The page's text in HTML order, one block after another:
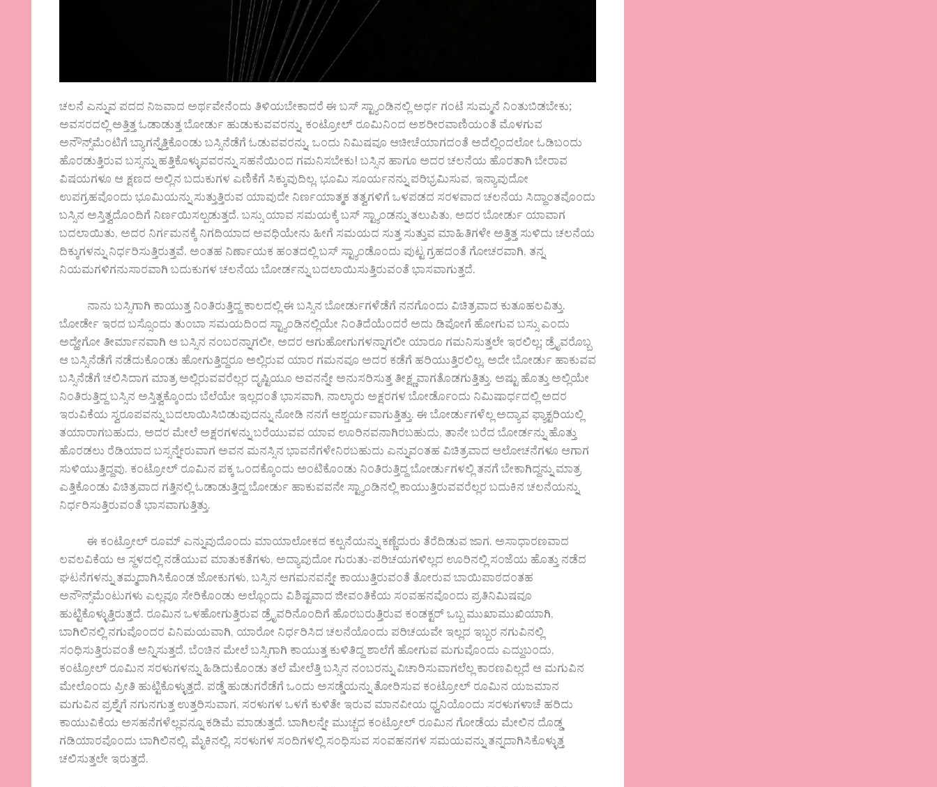
ಚಲನೆ ಎನ್ನುವ ಪದದ ನಿಜವಾದ ಅರ್ಥವೇನೆಂದು ತಿಳಿಯಬೇಕಾದರೆ ಈ ಬಸ್ ಸ್ಟ್ಯಾಂಡಿನಲ್ಲಿ ಅರ್ಧ ಗಂಟೆ ಸುಮ್ಮನೆ ನಿಂತುಬಿಡಬೇಕು;
ಅವಸರದಲ್ಲಿ ಅತ್ತಿತ್ತ ಓಡಾಡುತ್ತ ಬೋರ್ಡು ಹುಡುಕುವವರನ್ನು, ಕಂಟ್ರೋಲ್ ರೂಮಿನಿಂದ ಅಶರೀರವಾಣಿಯಂತೆ ಮೊಳಗುವ
ಅನೌನ್ಸ್‌ಮೆಂಟಿಗೆ ಬ್ಯಾಗನ್ನೆತ್ತಿಕೊಂಡು ಬಸ್ಸಿನೆಡೆಗೆ ಓಡುವವರನ್ನು, ಒಂದು ನಿಮಿಷವೂ ಆಚೀಚೆಯಾಗದಂತೆ ಅದೆಲ್ಲಿಂದಲೋ ಓಡಿಬಂದು
ಹೊರಡುತ್ತಿರುವ ಬಸ್ಸನ್ನು ಹತ್ತಿಕೊಳ್ಳುವವರನ್ನು ಸಹನೆಯಿಂದ ಗಮನಿಸಬೇಕು! ಬಸ್ಸಿನ ಹಾಗೂ ಅದರ ಚಲನೆಯ ಹೊರತಾಗಿ ಬೇರಾವ
ವಿಷಯಗಳೂ ಆ ಕ್ಷಣದ ಅಲ್ಲಿನ ಬದುಕುಗಳ ಎಣಿಕೆಗೆ ಸಿಕ್ಕುವುದಿಲ್ಲ. ಭೂಮಿ ಸೂರ್ಯನನ್ನು ಪರಿಭ್ರಮಿಸುವ, ಇನ್ಯಾವುದೋ
ಉಪಗ್ರಹವೊಂದು ಭೂಮಿಯನ್ನು ಸುತ್ತುತ್ತಿರುವ ಯಾವುದೇ ನಿರ್ಣಯಾತ್ಮಕ ತತ್ವಗಳಿಗೆ ಒಳಪಡದ ಸರಳವಾದ ಚಲನೆಯ ಸಿದ್ಧಾಂತವೊಂದು
ಬಸ್ಸಿನ ಅಸ್ತಿತ್ವದೊಂದಿಗೆ ನಿರ್ಣಯಿಸಲ್ಪಡುತ್ತದೆ. ಬಸ್ಸು ಯಾವ ಸಮಯಕ್ಕೆ ಬಸ್ ಸ್ಟ್ಯಾಂಡನ್ನು ತಲುಪಿತು, ಅದರ ಬೋರ್ಡು ಯಾವಾಗ
ಬದಲಾಯಿತು, ಅದರ ನಿರ್ಗಮನಕ್ಕೆ ನಿಗದಿಯಾದ ಅವಧಿಯೇನು ಹೀಗೆ ಸಮಯದ ಸುತ್ತ ಸುತ್ತುವ ಮಾಹಿತಿಗಳೇ ಅತ್ತಿತ್ತ ಸುಳಿದು ಚಲನೆಯ
ದಿಕ್ಕುಗಳನ್ನು ನಿರ್ಧರಿಸುತ್ತಿರುತ್ತವೆ. ಅಂತಹ ನಿರ್ಣಾಯಕ ಹಂತದಲ್ಲಿ ಬಸ್ ಸ್ಟ್ಯಾಂಡೊಂದು ಪುಟ್ಟ ಗ್ರಹದಂತೆ ಗೋಚರವಾಗಿ, ತನ್ನ
ನಿಯಮಗಳಿಗನುಸಾರವಾಗಿ ಬದುಕುಗಳ ಚಲನೆಯ ಬೋರ್ಡನ್ನು ಬದಲಾಯಿಸುತ್ತಿರುವಂತೆ ಭಾಸವಾಗುತ್ತದೆ.
ನಾನು ಬಸ್ಸಿಗಾಗಿ ಕಾಯುತ್ತ ನಿಂತಿರುತ್ತಿದ್ದ ಕಾಲದಲ್ಲಿ ಈ ಬಸ್ಸಿನ ಬೋರ್ಡುಗಳೆಡೆಗೆ ನನಗೊಂದು ವಿಚಿತ್ರವಾದ ಕುತೂಹಲವಿತ್ತು.
ಬೋರ್ಡೇ ಇರದ ಬಸ್ಸೊಂದು ತುಂಬಾ ಸಮಯದಿಂದ ಸ್ಟ್ಯಾಂಡಿನಲ್ಲಿಯೇ ನಿಂತಿದೆಯೆಂದರೆ ಅದು ಡಿಪೋಗೆ ಹೋಗುವ ಬಸ್ಸು ಎಂದು
ಅದ್ಹೇಗೋ ತೀರ್ಮಾನವಾಗಿ ಆ ಬಸ್ಸಿನ ನಂಬರನ್ನಾಗಲೀ, ಅದರ ಆಗುಹೋಗುಗಳನ್ನಾಗಲೀ ಯಾರೂ ಗಮನಿಸುತ್ತಲೇ ಇರಲಿಲ್ಲ; ಡ್ರೈವರೊಬ್ಬ
ಆ ಬಸ್ಸಿನೆಡೆಗೆ ನಡೆದುಕೊಂಡು ಹೋಗುತ್ತಿದ್ದರೂ ಅಲ್ಲಿರುವ ಯಾರ ಗಮನವೂ ಅದರ ಕಡೆಗೆ ಹರಿಯುತ್ತಿರಲಿಲ್ಲ. ಅದೇ ಬೋರ್ಡು ಹಾಕುವವ
ಬಸ್ಸಿನೆಡೆಗೆ ಚಲಿಸಿದಾಗ ಮಾತ್ರ ಅಲ್ಲಿರುವವರೆಲ್ಲರ ದೃಷ್ಟಿಯೂ ಅವನನ್ನೇ ಅನುಸರಿಸುತ್ತ ತೀಕ್ಷ್ಣವಾಗತೊಡಗುತ್ತಿತ್ತು. ಅಷ್ಟು ಹೊತ್ತು ಅಲ್ಲಿಯೇ
ನಿಂತಿರುತ್ತಿದ್ದ ಬಸ್ಸಿನ ಅಸ್ತಿತ್ವಕ್ಕೊಂದು ಬೆಲೆಯೇ ಇಲ್ಲದಂತೆ ಭಾಸವಾಗಿ, ನಾಲ್ಕಾರು ಅಕ್ಷರಗಳ ಬೋರ್ಡೊಂದು ನಿಮಿಷಾರ್ಧದಲ್ಲಿ ಅದರ
ಇರುವಿಕೆಯ ಸ್ವರೂಪವನ್ನು ಬದಲಾಯಿಸಿಬಿಡುವುದನ್ನು ನೋಡಿ ನನಗೆ ಆಶ್ಚರ್ಯವಾಗುತ್ತಿತ್ತು. ಈ ಬೋರ್ಡುಗಳೆಲ್ಲ ಅದ್ಯಾವ ಫ್ಯಾಕ್ಟರಿಯಲ್ಲಿ
ತಯಾರಾಗಬಹುದು, ಅದರ ಮೇಲೆ ಅಕ್ಷರಗಳನ್ನು ಬರೆಯುವವ ಯಾವ ಊರಿನವನಾಗಿರಬಹುದು, ತಾನೇ ಬರೆದ ಬೋರ್ಡನ್ನು ಹೊತ್ತು
ಹೊರಡಲು ರೆಡಿಯಾದ ಬಸ್ಸನ್ನೇರುವಾಗ ಅವನ ಮನಸ್ಸಿನ ಭಾವನೆಗಳೇನಿರಬಹುದು ಎನ್ನುವಂತಹ ವಿಚಿತ್ರವಾದ ಆಲೋಚನೆಗಳೂ ಆಗಾಗ
ಸುಳಿಯುತ್ತಿದ್ದವು. ಕಂಟ್ರೋಲ್ ರೂಮಿನ ಪಕ್ಕ ಒಂದಕ್ಕೊಂದು ಅಂಟಿಕೊಂಡು ನಿಂತಿರುತ್ತಿದ್ದ ಬೋರ್ಡುಗಳಲ್ಲಿ ತನಗೆ ಬೇಕಾಗಿದ್ದನ್ನು ಮಾತ್ರ
ಎತ್ತಿಕೊಂಡು ವಿಚಿತ್ರವಾದ ಗತ್ತಿನಲ್ಲಿ ಓಡಾಡುತ್ತಿದ್ದ ಬೋರ್ಡು ಹಾಕುವವನೇ ಸ್ಟ್ಯಾಂಡಿನಲ್ಲಿ ಕಾಯುತ್ತಿರುವವರೆಲ್ಲರ ಬದುಕಿನ ಚಲನೆಯನ್ನು
ನಿರ್ಧರಿಸುತ್ತಿರುವಂತೆ ಭಾಸವಾಗುತ್ತಿತ್ತು.
ಈ ಕಂಟ್ರೋಲ್ ರೂಮ್ ಎನ್ನುವುದೊಂದು ಮಾಯಾಲೋಕದ ಕಲ್ಪನೆಯನ್ನು ಕಣ್ಣೆದುರು ತೆರೆದಿಡುವ ಜಾಗ. ಅಸಾಧಾರಣವಾದ
ಲವಲವಿಕೆಯ ಆ ಸ್ಥಳದಲ್ಲಿ ನಡೆಯುವ ಮಾತುಕತೆಗಳು, ಅದ್ಯಾವುದೋ ಗುರುತು-ಪರಿಚಯಗಳಿಲ್ಲದ ಊರಿನಲ್ಲಿ ಸಂಜೆಯ ಹೊತ್ತು ನಡೆದ
ಘಟನೆಗಳನ್ನು ತಮ್ಮದಾಗಿಸಿಕೊಂಡ ಜೋಕುಗಳು, ಬಸ್ಸಿನ ಆಗಮನವನ್ನೇ ಕಾಯುತ್ತಿರುವಂತೆ ತೋರುವ ಬಾಯಿಪಾಠದಂತಹ
ಅನೌನ್ಸ್‌ಮೆಂಟುಗಳು ಎಲ್ಲವೂ ಸೇರಿಕೊಂಡು ಅಲ್ಲೊಂದು ವಿಶಿಷ್ಟವಾದ ಜೀವಂತಿಕೆಯ ಸಂವಹನವೊಂದು ಪ್ರತಿನಿಮಿಷವೂ
ಹುಟ್ಟಿಕೊಳ್ಳುತ್ತಿರುತ್ತದೆ. ರೂಮಿನ ಒಳಹೋಗುತ್ತಿರುವ ಡ್ರೈವರಿನೊಂದಿಗೆ ಹೊರಬರುತ್ತಿರುವ ಕಂಡಕ್ಟರ್ ಒಬ್ಬ ಮುಖಾಮುಖಿಯಾಗಿ,
ಬಾಗಿಲಿನಲ್ಲಿ ನಗುವೊಂದರ ವಿನಿಮಯವಾಗಿ, ಯಾರೋ ನಿರ್ಧರಿಸಿದ ಚಲನೆಯೊಂದು ಪರಿಚಯವೇ ಇಲ್ಲದ ಇಬ್ಬರ ನಗುವಿನಲ್ಲಿ
ಸಂಧಿಸುತ್ತಿರುವಂತೆ ಅನ್ನಿಸುತ್ತದೆ. ಬೆಂಚಿನ ಮೇಲೆ ಬಸ್ಸಿಗಾಗಿ ಕಾಯುತ್ತ ಕುಳಿತಿದ್ದ ಶಾಲೆಗೆ ಹೋಗುವ ಮಗುವೊಂದು ಎದ್ದುಬಂದು,
ಕಂಟ್ರೋಲ್ ರೂಮಿನ ಸರಳುಗಳನ್ನು ಹಿಡಿದುಕೊಂಡು ತಲೆ ಮೇಲೆತ್ತಿ ಬಸ್ಸಿನ ನಂಬರನ್ನು ವಿಚಾರಿಸುವಾಗಲೆಲ್ಲ ಕಾರಣವಿಲ್ಲದೆ ಆ ಮಗುವಿನ
ಮೇಲೊಂದು ಪ್ರೀತಿ ಹುಟ್ಟಿಕೊಳ್ಳುತ್ತದೆ. ಪಡ್ಡೆ ಹುಡುಗರೆಡೆಗೆ ಒಂದು ಅಸಡ್ಡೆಯನ್ನು ತೋರಿಸುವ ಕಂಟ್ರೋಲ್ ರೂಮಿನ ಯಜಮಾನ
ಮಗುವಿನ ಪ್ರಶ್ನೆಗೆ ನಗುನಗುತ್ತ ಉತ್ತರಿಸುವಾಗ, ಸರಳುಗಳ ಒಳಗೆ ಕುಳಿತೇ ಇರುವ ಮಾನವೀಯ ಧ್ವನಿಯೊಂದು ಸರಳುಗಳಾಚೆ ಹರಿದು
ಕಾಯುವಿಕೆಯ ಅಸಹನೆಗಳೆಲ್ಲವನ್ನೂ ಕಡಿಮೆ ಮಾಡುತ್ತದೆ. ಬಾಗಿಲನ್ನೇ ಮುಚ್ಚದ ಕಂಟ್ರೋಲ್ ರೂಮಿನ ಗೋಡೆಯ ಮೇಲಿನ ದೊಡ್ಡ
ಗಡಿಯಾರವೊಂದು ಬಾಗಿಲಿನಲ್ಲಿ, ಮೈಕಿನಲ್ಲಿ, ಸರಳುಗಳ ಸಂದಿಗಳಲ್ಲಿ ಸಂಧಿಸುವ ಸಂವಹನಗಳ ಸಮಯವನ್ನು ತನ್ನದಾಗಿಸಿಕೊಳ್ಳುತ್ತ
ಚಲಿಸುತ್ತಲೇ ಇರುತ್ತದೆ.